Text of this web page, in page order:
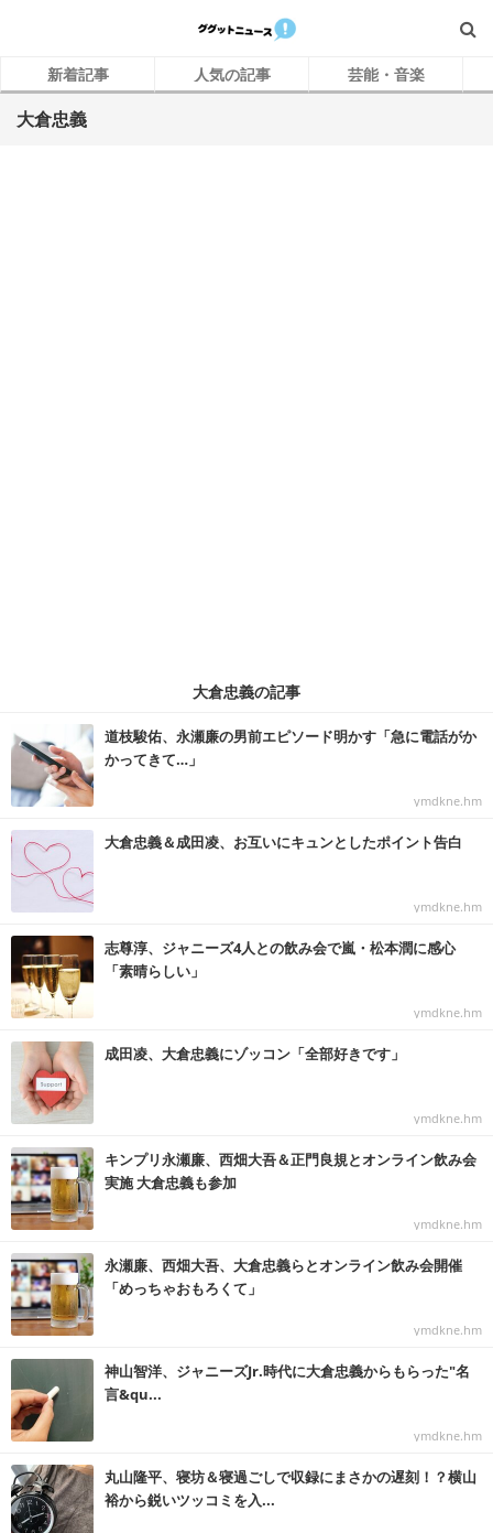
新着記事 人気の記事 芸能・音楽
大倉忠義
大倉忠義の記事
道枝駿佑、永瀬廉の男前エピソード明かす「急に電話がか
かってきて…」
ymdkne.hm
大倉忠義＆成田凌、お互いにキュンとしたポイント告白
ymdkne.hm
志尊淳、ジャニーズ4人との飲み会で嵐・松本潤に感心
「素晴らしい」
ymdkne.hm
成田凌、大倉忠義にゾッコン「全部好きです」
ymdkne.hm
キンプリ永瀬廉、西畑大吾＆正門良規とオンライン飲み会
実施 大倉忠義も参加
ymdkne.hm
永瀬廉、西畑大吾、大倉忠義らとオンライン飲み会開催
「めっちゃおもろくて」
ymdkne.hm
神山智洋、ジャニーズJr.時代に大倉忠義からもらった"名
言&qu...
ymdkne.hm
丸山隆平、寝坊＆寝過ごしで収録にまさかの遅刻！？横山
裕から鋭いツッコミを入...